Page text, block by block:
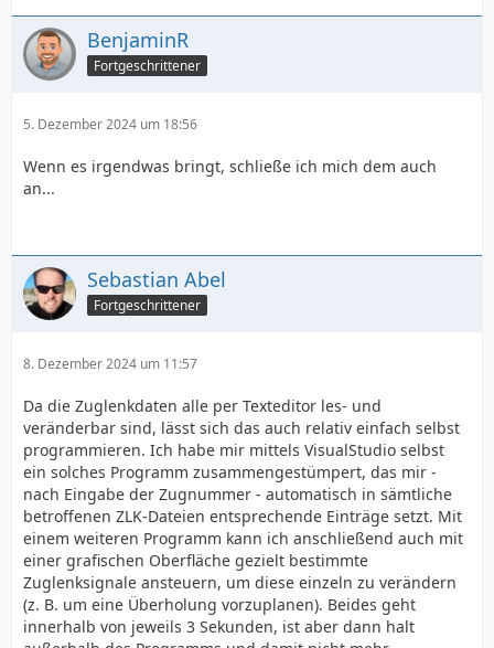
BenjaminR
Fortgeschrittener
5. Dezember 2024 um 18:56
Wenn es irgendwas bringt, schließe ich mich dem auch
an...
Sebastian Abel
Fortgeschrittener
8. Dezember 2024 um 11:57
Da die Zuglenkdaten alle per Texteditor les- und
veränderbar sind, lässt sich das auch relativ einfach selbst
programmieren. Ich habe mir mittels VisualStudio selbst
ein solches Programm zusammengestümpert, das mir -
nach Eingabe der Zugnummer - automatisch in sämtliche
betroffenen ZLK-Dateien entsprechende Einträge setzt. Mit
einem weiteren Programm kann ich anschließend auch mit
einer grafischen Oberfläche gezielt bestimmte
Zuglenksignale ansteuern, um diese einzeln zu verändern
(z. B. um eine Überholung vorzuplanen). Beides geht
innerhalb von jeweils 3 Sekunden, ist aber dann halt